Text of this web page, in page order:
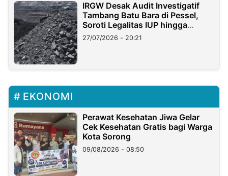
IRGW Desak Audit Investigatif
Tambang Batu Bara di Pessel,
Soroti Legalitas IUP hingga
Stockpile
27/07/2026 - 20:21
EKONOMI
Perawat Kesehatan Jiwa Gelar
Cek Kesehatan Gratis bagi Warga
Kota Sorong
09/08/2026 - 08:50